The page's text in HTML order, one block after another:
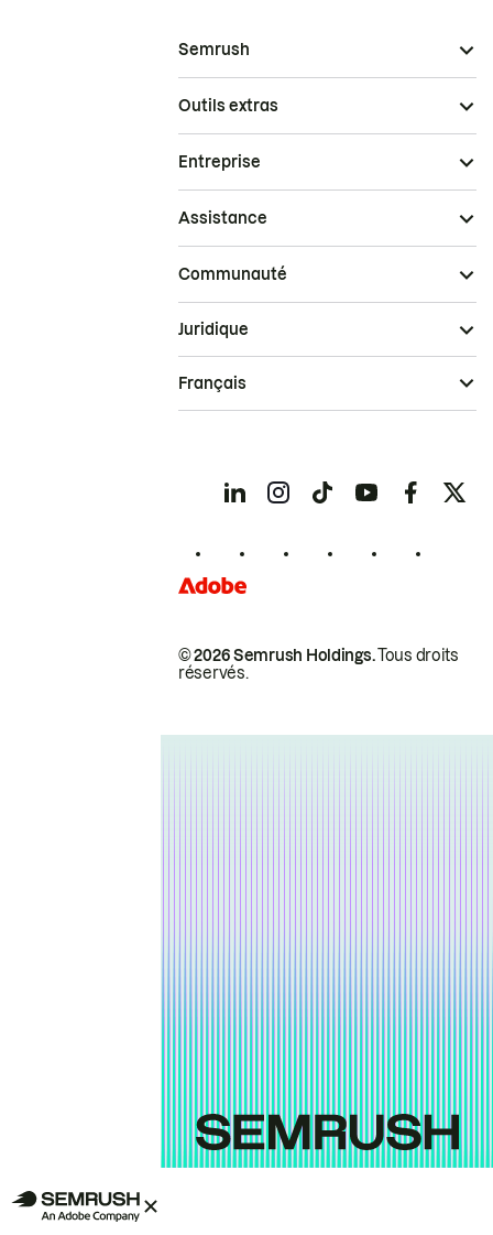
Semrush
Outils extras
Entreprise
Assistance
Communauté
© 2026 Semrush Holdings.Tous droits
réservés.
Juridique
Français